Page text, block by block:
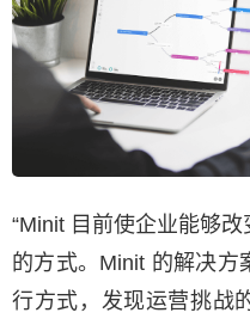
“Minit 目前使企业能够
的方式。Minit 的解决方
行方式，发现运营挑战